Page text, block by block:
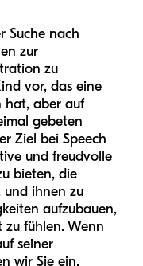
Suche nach
zur
zu
vor, das eine
hat, aber auf
gebeten
Ziel bei Speech
und freudvolle
bieten, die
und ihnen zu
aufzubauen,
zu fühlen. Wenn
seiner
wir Sie ein,